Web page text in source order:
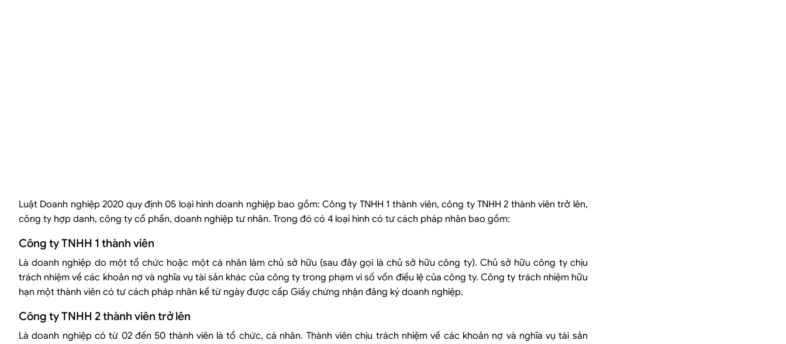
Luật Doanh nghiệp 2020 quy định 05 loại hình doanh nghiệp bao gồm: Công ty TNHH 1 thành viên, công ty TNHH 2 thành viên trở lên,
công ty hợp danh, công ty cổ phần, doanh nghiệp tư nhân. Trong đó có 4 loại hình có tư cách pháp nhân bao gồm:
Công ty TNHH 1 thành viên
Là doanh nghiệp do một tổ chức hoặc một cá nhân làm chủ sở hữu (sau đây gọi là chủ sở hữu công ty). Chủ sở hữu công ty chịu
trách nhiệm về các khoản nợ và nghĩa vụ tài sản khác của công ty trong phạm vi số vốn điều lệ của công ty. Công ty trách nhiệm hữu
hạn một thành viên có tư cách pháp nhân kể từ ngày được cấp Giấy chứng nhận đăng ký doanh nghiệp.
Công ty TNHH 2 thành viên trở lên
Là doanh nghiệp có từ 02 đến 50 thành viên là tổ chức, cá nhân. Thành viên chịu trách nhiệm về các khoản nợ và nghĩa vụ tài sản